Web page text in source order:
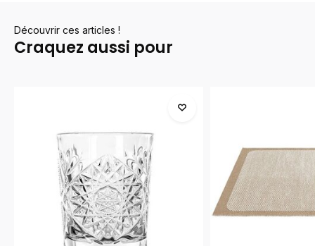
Découvrir ces articles !
Craquez aussi pour